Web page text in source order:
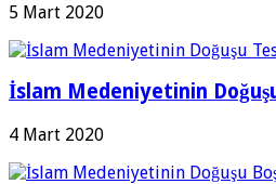
5 Mart 2020
İslam Medeniyetinin
4 Mart 2020